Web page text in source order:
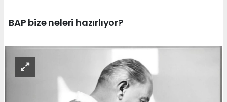
BAP bize neleri hazırlıyor?